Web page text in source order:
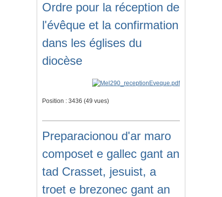
Ordre pour la réception de
l'évêque et la confirmation
dans les églises du
diocèse
Position : 3436 (49 vues)
Preparacionou d'ar maro
composet e gallec gant an
tad Crasset, jesuist, a
troet e brezonec gant an